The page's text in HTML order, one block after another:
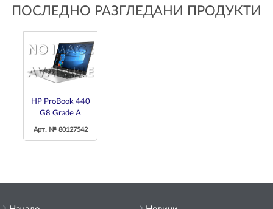
ПОСЛЕДНО РАЗГЛЕДАНИ ПРОДУКТИ
HP ProBook 440
G8 Grade A
Арт. № 80127542